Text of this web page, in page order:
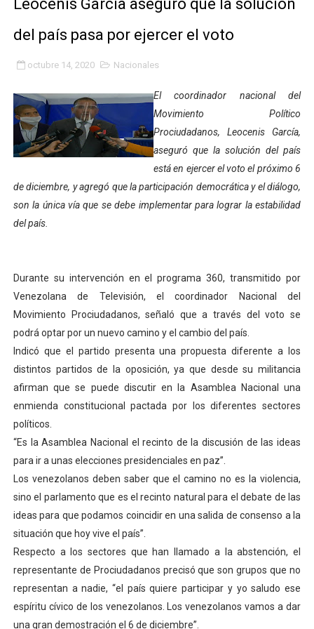
Inicia el Plan Cultura Vacacional 2026 en el estado
Recreación y formación fortalecen la integración
Club "Rápidos de Zea" brilló en el Primer Festival de
84 estudiantes celebraron su graduación en el
Cmdnna lleva esperanza y atención a casas de abrigo
Plan Vacacional Venezuela Renace 2026 arrancó con
Venezuela Renace 2026 lleva sonrisas y prevención a
Mérida impulsa el mapa de conocimientos con
Complejo Educativo Talento Deportivo lanza Plan
Arnaldo Sánchez reinaugura Parque Recreacional
Corposalud inició talleres para aspirantes al curso de
Leocenis García aseguró que la solución
del país pasa por ejercer el voto
octubre 14, 2020 Nacionales
El coordinador nacional del
Movimiento Político
Prociudadanos, Leocenis García,
aseguró que la solución del país
está en ejercer el voto el próximo 6
de diciembre, y agregó que la participación democrática y el diálogo,
son la única vía que se debe implementar para lograr la estabilidad
del país.
Durante su intervención en el programa 360, transmitido por
Venezolana de Televisión, el coordinador Nacional del
Movimiento Prociudadanos, señaló que a través del voto se
podrá optar por un nuevo camino y el cambio del país.
Indicó que el partido presenta una propuesta diferente a los
distintos partidos de la oposición, ya que desde su militancia
afirman que se puede discutir en la Asamblea Nacional una
enmienda constitucional pactada por los diferentes sectores
políticos.
“Es la Asamblea Nacional el recinto de la discusión de las ideas
para ir a unas elecciones presidenciales en paz”.
Los venezolanos deben saber que el camino no es la violencia,
sino el parlamento que es el recinto natural para el debate de las
ideas para que podamos coincidir en una salida de consenso a la
situación que hoy vive el país”.
Respecto a los sectores que han llamado a la abstención, el
representante de Prociudadanos precisó que son grupos que no
representan a nadie, “el país quiere participar y yo saludo ese
espíritu cívico de los venezolanos. Los venezolanos vamos a dar
una gran demostración el 6 de diciembre”.